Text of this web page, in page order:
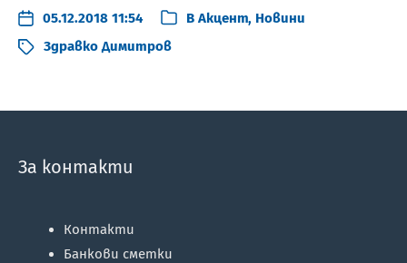
05.12.2018 11:54 В Акцент, Новини
Здравко Димитров
За контакти
Контакти
Банкови сметки